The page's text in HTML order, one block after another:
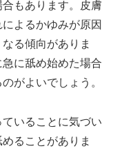
もあります。皮膚
よるかゆみが原因
る傾向がありま
に舐め始めた場合
がよいでしょう。
いることに気づい
ることがありま